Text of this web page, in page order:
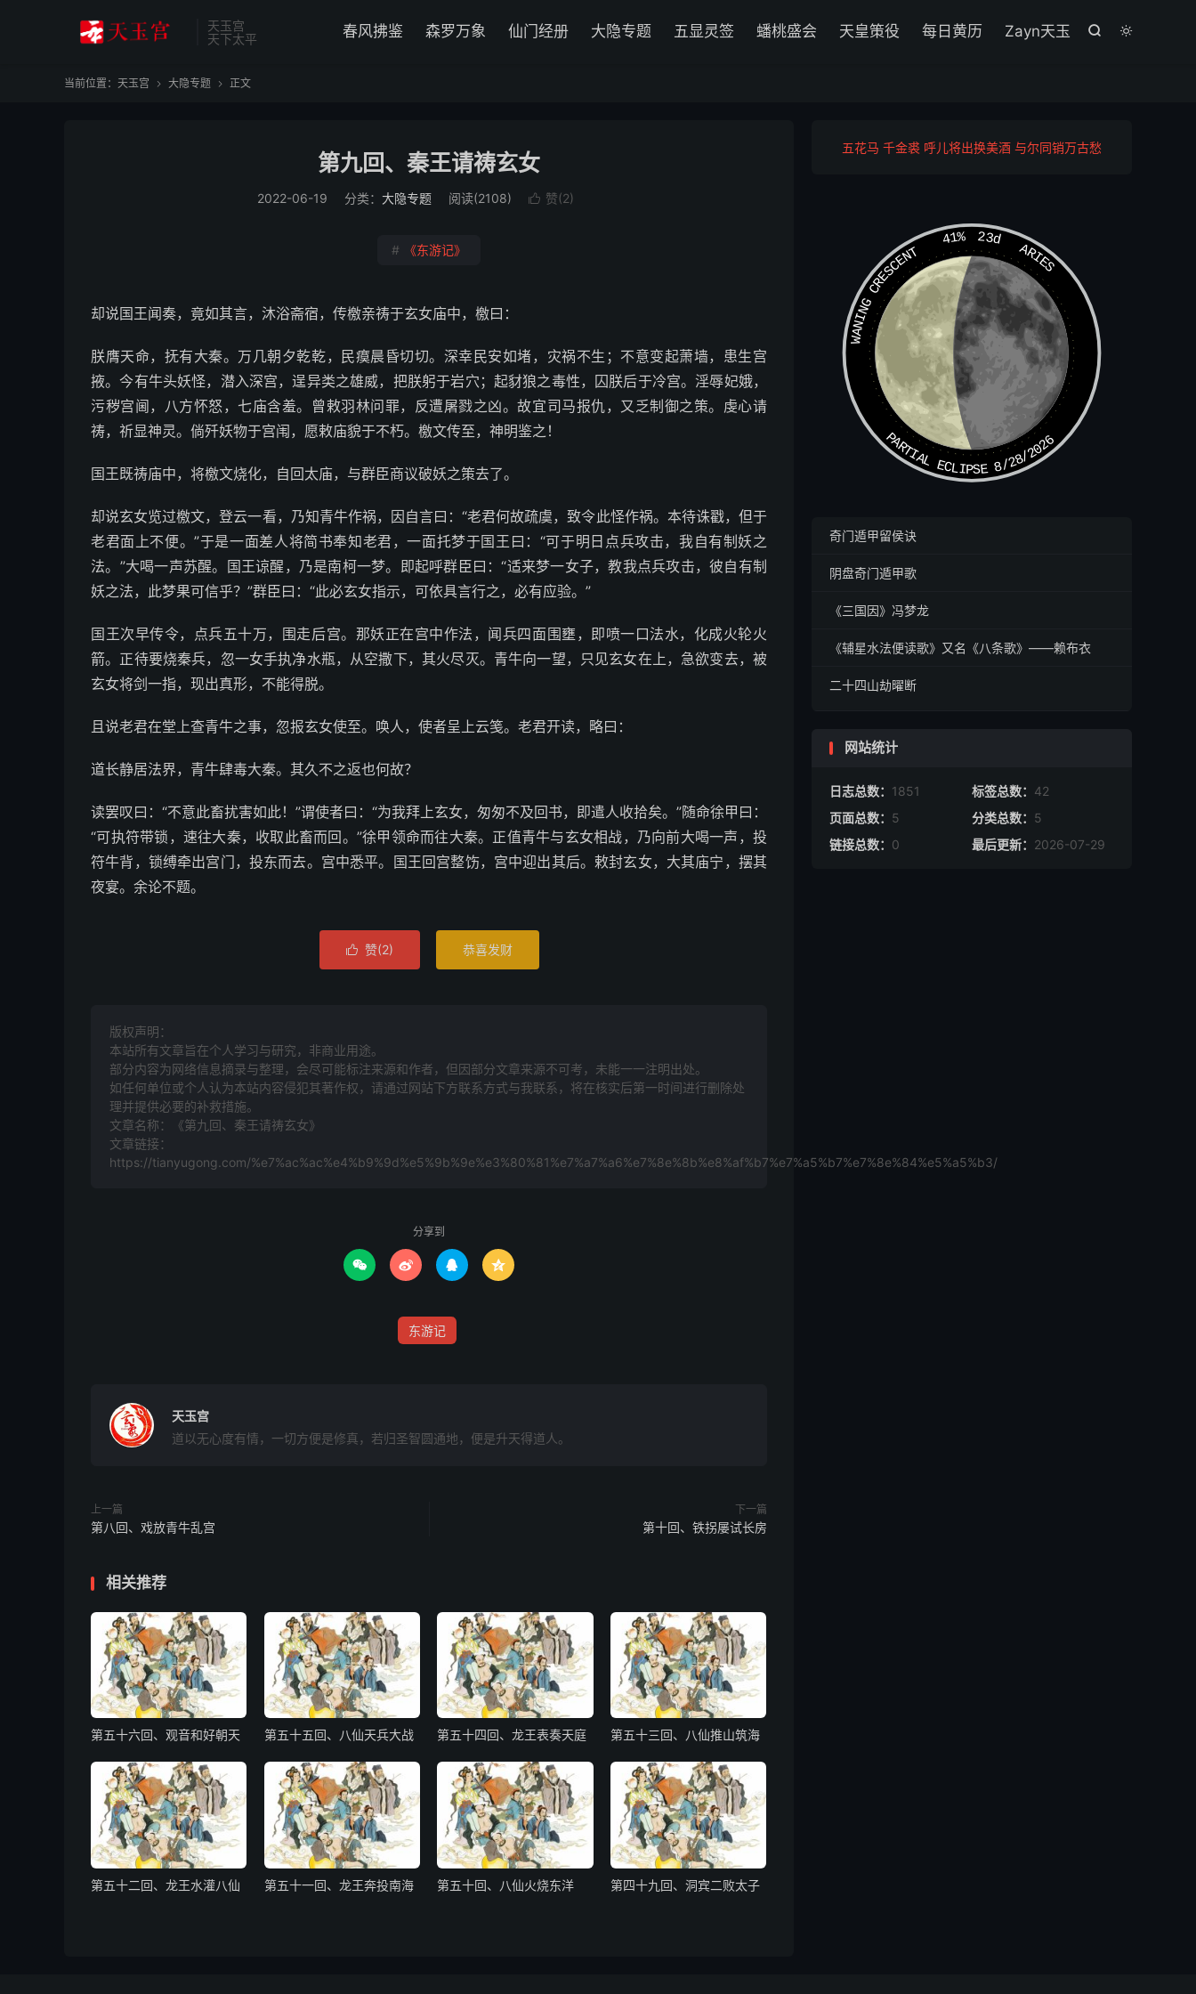
天玉宫
天下太平


春风拂鉴 森罗万象 仙门经册 大隐专题 五显灵签 蟠桃盛会 天皇策役 每日黄历 Zayn天玉
当前位置： 天玉宫  大隐专题  正文
第九回、秦王请祷玄女
2022-06-19 分类： 大隐专题 阅读(2108)  赞(2)
# 《东游记》
却说国王闻奏，竟如其言，沐浴斋宿，传檄亲祷于玄女庙中，檄曰：
朕膺天命，抚有大秦。万几朝夕乾乾，民瘼晨昏切切。深幸民安如堵，灾祸不生；不意变起萧墙，患生宫
掖。今有牛头妖怪，潜入深宫，逞异类之雄威，把朕躬于岩穴；起豺狼之毒性，囚朕后于冷宫。淫辱妃娥，
污秽宫阃，八方怀怒，七庙含羞。曾敕羽林问罪，反遭屠戮之凶。故宜司马报仇，又乏制御之策。虔心请
祷，祈显神灵。倘歼妖物于宫闱，愿敕庙貌于不朽。檄文传至，神明鉴之！
国王既祷庙中，将檄文烧化，自回太庙，与群臣商议破妖之策去了。
却说玄女览过檄文，登云一看，乃知青牛作祸，因自言曰：“老君何故疏虞，致令此怪作祸。本待诛戳，但于
老君面上不便。”于是一面差人将简书奉知老君，一面托梦于国王曰：“可于明日点兵攻击，我自有制妖之
法。”大喝一声苏醒。国王谅醒，乃是南柯一梦。即起呼群臣曰：“适来梦一女子，教我点兵攻击，彼自有制
妖之法，此梦果可信乎？”群臣曰：“此必玄女指示，可依具言行之，必有应验。”
国王次早传令，点兵五十万，围走后宫。那妖正在宫中作法，闻兵四面围壅，即喷一口法水，化成火轮火
箭。正待要烧秦兵，忽一女手执净水瓶，从空撒下，其火尽灭。青牛向一望，只见玄女在上，急欲变去，被
玄女将剑一指，现出真形，不能得脱。
且说老君在堂上查青牛之事，忽报玄女使至。唤人，使者呈上云笺。老君开读，略曰：
道长静居法界，青牛肆毒大秦。其久不之返也何故？
读罢叹曰：“不意此畜扰害如此！”谓使者曰：“为我拜上玄女，匆匆不及回书，即遣人收拾矣。”随命徐甲曰：
“可执符带锁，速往大秦，收取此畜而回。”徐甲领命而往大秦。正值青牛与玄女相战，乃向前大喝一声，投
符牛背，锁缚牵出宫门，投东而去。宫中悉平。国王回宫整饬，宫中迎出其后。敕封玄女，大其庙宁，摆其
夜宴。余论不题。
 赞(2) 恭喜发财
版权声明：
本站所有文章旨在个人学习与研究，非商业用途。
部分内容为网络信息摘录与整理，会尽可能标注来源和作者，但因部分文章来源不可考，未能一一注明出处。
如任何单位或个人认为本站内容侵犯其著作权，请通过网站下方联系方式与我联系​​，将在核实后第一时间进行删除处
理并提供必要的补救措施。
文章名称：《第九回、秦王请祷玄女》
文章链接：
https://tianyugong.com/%e7%ac%ac%e4%b9%9d%e5%9b%9e%e3%80%81%e7%a7%a6%e7%8e%8b%e8%af%b7%e7%a5%b7%e7%8e%84%e5%a5%b3/
分享到
   
东游记
天玉宫
道以无心度有情，一切方便是修真，若归圣智圆通地，便是升天得道人。
上一篇
第八回、戏放青牛乱宫
下一篇
第十回、铁拐屡试长房
相关推荐
第五十六回、观音和好朝天 第五十五回、八仙天兵大战 第五十四回、龙王表奏天庭 第五十三回、八仙推山筑海
第五十二回、龙王水灌八仙 第五十一回、龙王奔投南海 第五十回、八仙火烧东洋 第四十九回、洞宾二败太子
五花马 千金裘 呼儿将出换美酒 与尔同销万古愁
41% 23d
ARIES
WANING CRESCENT
PARTIAL ECLIPSE 8/28/2026
奇门遁甲留侯诀
阴盘奇门遁甲歌
《三国因》冯梦龙
《辅星水法便读歌》又名《八条歌》——赖布衣
二十四山劫曜断
网站统计
日志总数： 1851 标签总数： 42
页面总数： 5 分类总数： 5
链接总数： 0 最后更新： 2026-07-29